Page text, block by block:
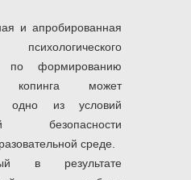
и апробированная
по формированию
копинга может
одно из условий
безопасности
среде.
в результате